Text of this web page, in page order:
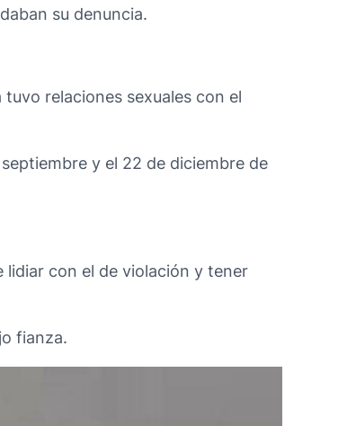
su denuncia.
relaciones sexuales con el
y el 22 de diciembre de
lidiar con el de violación y tener
fianza.